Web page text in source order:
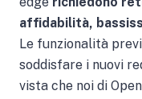
affidabilità,
Le funzionalità
soddisfare i nuovi
vista che noi di